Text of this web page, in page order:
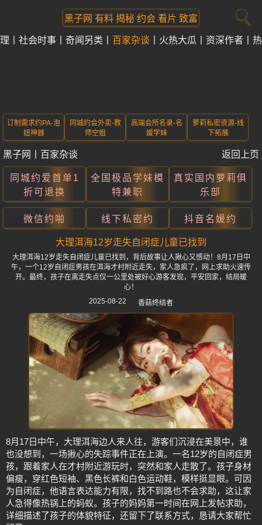
黑子网 有料 揭秘 约会 看片 致富
社会时事 奇闻另类 百家杂谈 火热大瓜 资深作者
订制需求约PA-泡
妞神器
同城约会外卖-教
师空姐
高端会所名录-名
媛学妹
萝莉私密资源-线
下拓展
黑子网 百家杂谈 返回上页
同城约爱首单1
折可退换
全国极品学妹模
特兼职
真实国内萝莉俱
乐部
微信约啪 线下私密约 抖音名媛约
大理洱海12岁走失自闭症儿童已找到
大理洱海12岁走失自闭症儿童已找到，背后故事让人揪心又感动！8月17日中
午，一个12岁自闭症男孩在洱海才村附近走失，家人急疯了，网上求助火速传
开。最终，孩子在离走失点仅一公里处被好心游客发现，平安回家，结局暖
心！
2025-08-22
香菇终结者
8月17日中午，大理洱海边人来人往，游客们沉浸在美景中，谁
也没想到，一场揪心的失踪事件正在上演。一名12岁的自闭症男
孩，跟着家人在才村附近游玩时，突然和家人走散了。孩子身材
偏瘦，穿红色短袖、黑色长裤和白色运动鞋，模样挺显眼。可因
为自闭症，他语言表达能力有限，找不到路也不会求助，这让家
人急得像热锅上的蚂蚁。孩子的妈妈第一时间在网上发帖求助，
详细描述了孩子的体貌特征，还留下了联系方式，恳请大家帮忙